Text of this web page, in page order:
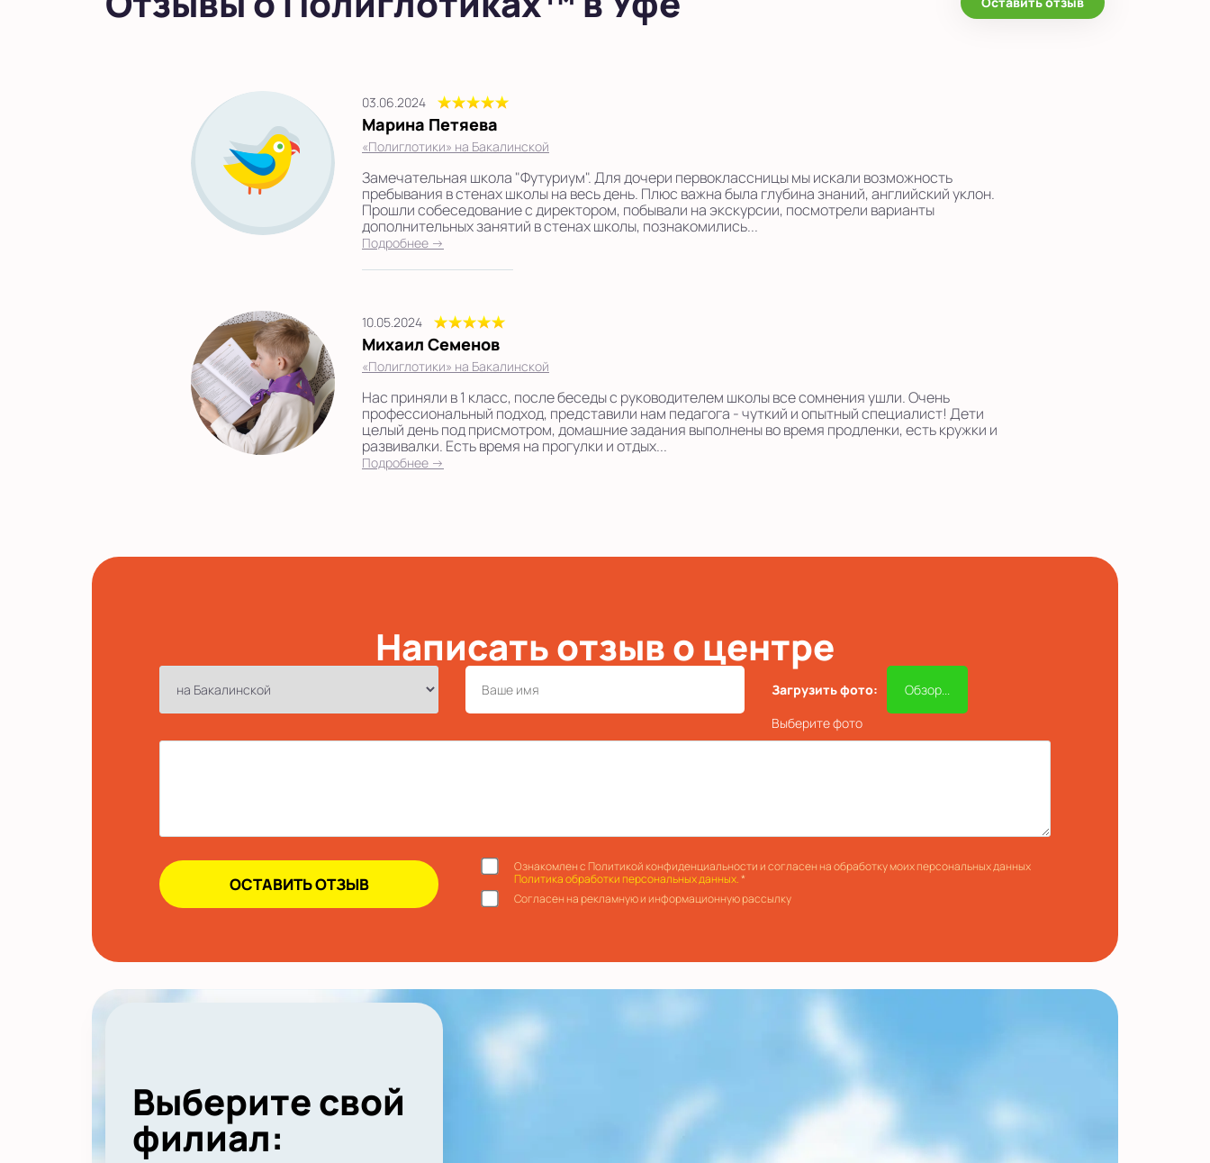
03.06.2024
Марина Петяева
«Полиглотики» на Бакалинской
Замечательная школа "Футуриум". Для дочери первоклассницы мы искали возможность
пребывания в стенах школы на весь день. Плюс важна была глубина знаний, английский уклон.
Прошли собеседование с директором, побывали на экскурсии, посмотрели варианты
дополнительных занятий в стенах школы, познакомились...
Подробнее →
10.05.2024
Михаил Семенов
«Полиглотики» на Бакалинской
Нас приняли в 1 класс, после беседы с руководителем школы все сомнения ушли. Очень
профессиональный подход, представили нам педагога - чуткий и опытный специалист! Дети
целый день под присмотром, домашние задания выполнены во время продленки, есть кружки и
развивалки. Есть время на прогулки и отдых...
Подробнее →
Написать отзыв о центре
Загрузить фото:
Обзор...
Выберите фото
Ознакомлен с Политикой конфиденциальности и согласен на обработку моих персональных данных
Политика обработки персональных данных.*
Согласен на рекламную и информационную рассылку
Выберите свой
филиал: